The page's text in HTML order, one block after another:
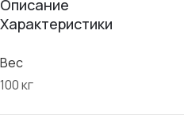
Описание
Характеристики
Вес
100 кг